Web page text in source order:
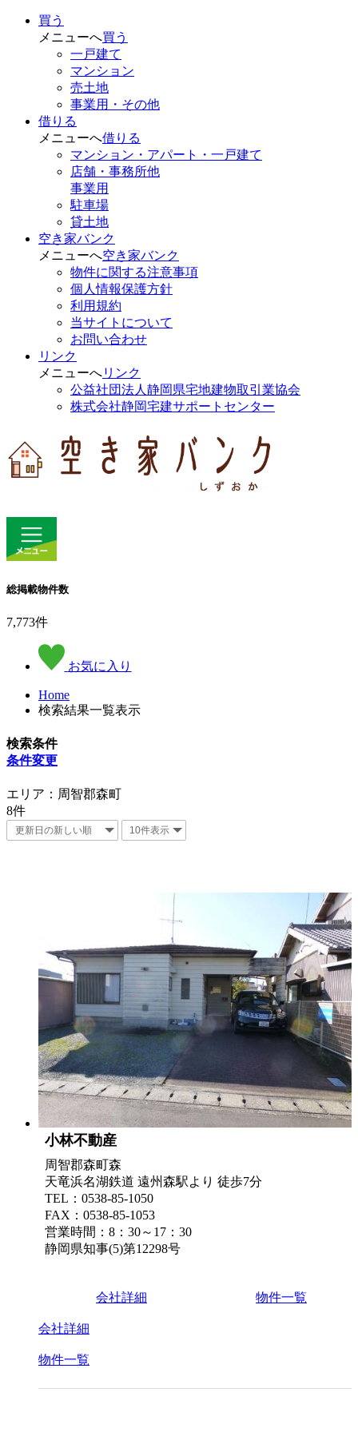
買う
メニューへ買う
一戸建て
マンション
売土地
事業用・その他
借りる
メニューへ借りる
マンション・アパート・一戸建て
店舗・事務所他
事業用
駐車場
貸土地
空き家バンク
メニューへ空き家バンク
物件に関する注意事項
個人情報保護方針
利用規約
当サイトについて
お問い合わせ
リンク
メニューへリンク
公益社団法人静岡県宅地建物取引業協会
株式会社静岡宅建サポートセンター
総掲載物件数
7,773件
お気に入り
Home
検索結果一覧表示
検索条件
条件変更
エリア：周智郡森町
8件
小林不動産
周智郡森町森
天竜浜名湖鉄道 遠州森駅より 徒歩7分
TEL：0538-85-1050
FAX：0538-85-1053
営業時間：8：30～17：30
静岡県知事(5)第12298号
会社詳細 物件一覧
会社詳細
物件一覧